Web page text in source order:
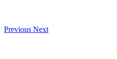
Previous Next